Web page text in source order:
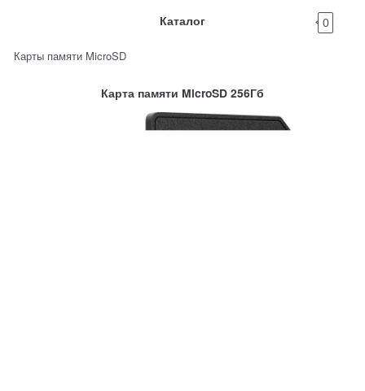
Каталог 0
Карты памяти MicroSD
Карта памяти MicroSD 256Гб